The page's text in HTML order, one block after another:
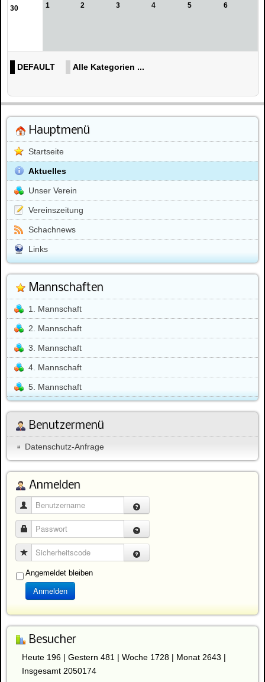
30 1 2 3 4 5 6
DEFAULT Alle Kategorien ...
Hauptmenü
Startseite
Aktuelles
Unser Verein
Vereinszeitung
Schachnews
Links
Mannschaften
1. Mannschaft
2. Mannschaft
3. Mannschaft
4. Mannschaft
5. Mannschaft
Benutzermenü
Datenschutz-Anfrage
Anmelden
Benutzername
Passwort
Sicherheitscode
Angemeldet bleiben
Anmelden
Besucher
Heute 196 | Gestern 481 | Woche 1728 | Monat 2643 |
Insgesamt 2050174